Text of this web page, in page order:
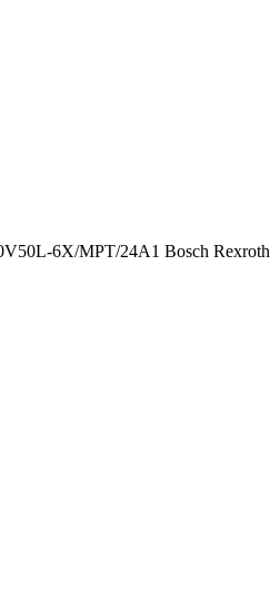
6X/MPT/24A1 Bosch Rexroth